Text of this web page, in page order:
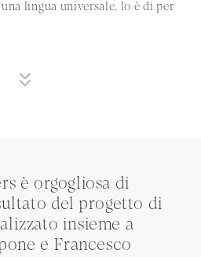
una lingua universale, lo è di per
è orgogliosa di
del progetto di
insieme a
e Francesco